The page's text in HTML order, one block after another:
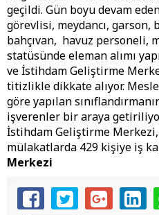
geçildi. Gün boyu devam
görevlisi, meydancı, garson,
bahçıvan, havuz personeli,
statüsünde eleman alımı
ve İstihdam Geliştirme
titizlikle dikkate alıyor.
göre yapılan
işverenler bir araya
İstihdam Geliştirme
mülakatlarda 429 kişiye iş
Merkezi